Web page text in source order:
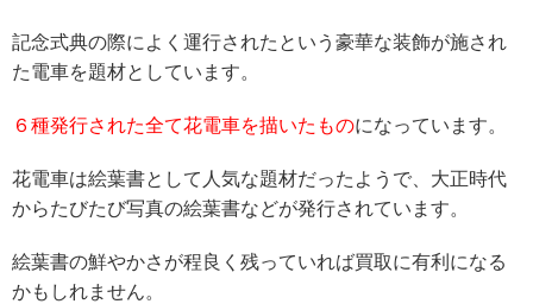
記念式典の際によく運行されたという豪華な装飾が施され
た電車を題材としています。
６種発行された全て花電車を描いたものになっています。
花電車は絵葉書として人気な題材だったようで、大正時代
からたびたび写真の絵葉書などが発行されています。
絵葉書の鮮やかさが程良く残っていれば買取に有利になる
かもしれません。